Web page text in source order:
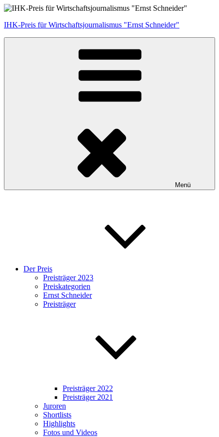
Zum
springen
IHK-Preis für Wirtschaftsjournalismus "Ernst Schneider"
Menü
Der Preis
Preisträger 2023
Preiskategorien
Ernst Schneider
Preisträger
Preisträger 2022
Preisträger 2021
Juroren
Shortlists
Highlights
Fotos und Videos